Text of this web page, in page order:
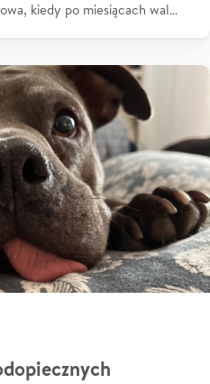
kiedy po miesiącach wal…